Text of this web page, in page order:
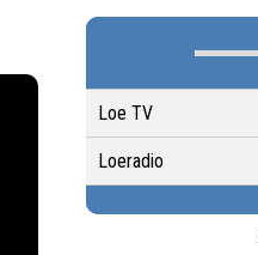
Loe TV
Loeradio